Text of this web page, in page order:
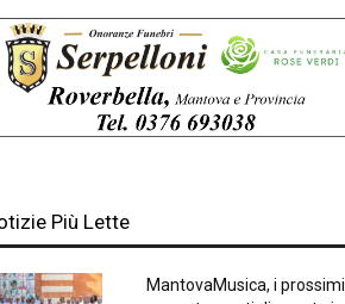
Più Lette
MantovaMusica, i prossimi